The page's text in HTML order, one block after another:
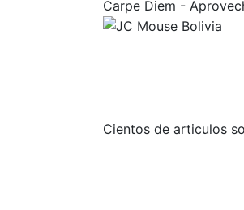
Carpe Diem -
Cientos de articulos